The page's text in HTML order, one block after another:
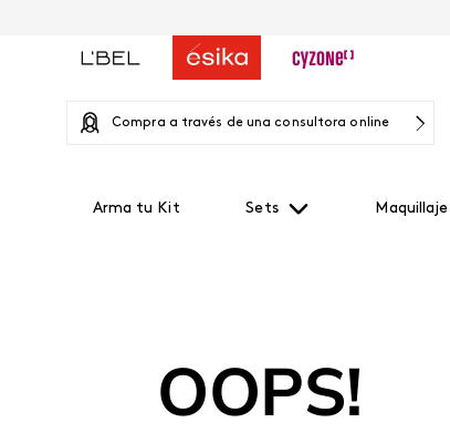
Compra a través de una consultora online
Arma tu Kit Sets Maquillaje
OOPS!